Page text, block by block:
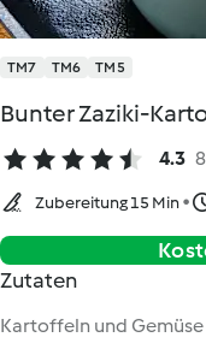
TM7 TM6 TM5
Bunter Zaziki-
4.3
Zubereitung 15 Min
Zutaten
Kartoffeln und Gemüse